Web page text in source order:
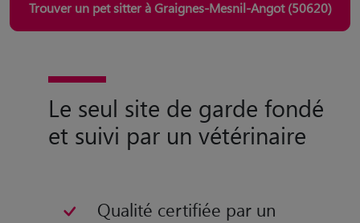
Trouver un pet sitter à Graignes-Mesnil-Angot (50620)
Le seul site de garde fondé
et suivi par un vétérinaire
Qualité certifiée par un